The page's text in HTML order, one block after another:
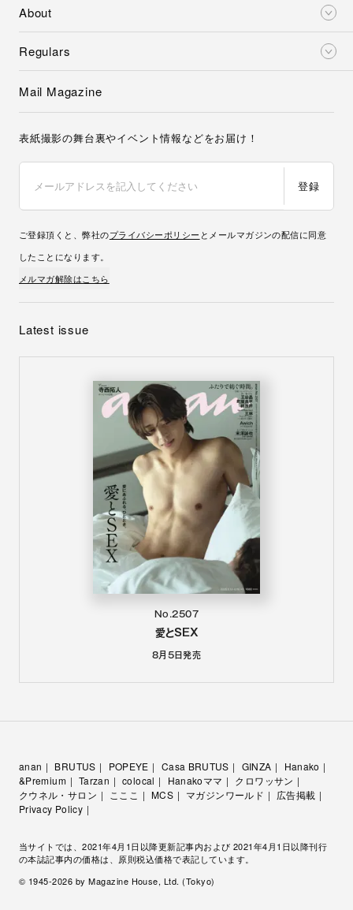
About
Regulars
Mail Magazine
表紙撮影の舞台裏やイベント情報などをお届け！
登録
ご登録頂くと、弊社のプライバシーポリシー とメールマガジンの配信に同意
したことになります。
メルマガ解除はこちら
Latest issue
No.2507
愛とSEX
8月5日発売
anan BRUTUS POPEYE Casa BRUTUS GINZA
Hanako
&Premium
Tarzan colocal Hanakoママ
クロワッサン
クウネル・サロン
こここ MCS マガジンワールド
広告掲載
Privacy Policy
当サイトでは、2021年4月1日以降更新記事内および 2021年4月1日以降刊行
の本誌記事内の価格は、原則税込価格で表記しています。
© 1945-2026 by Magazine House, Ltd. (Tokyo)